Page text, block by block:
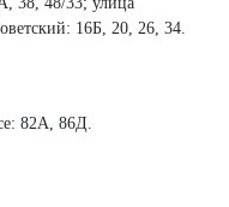
16Б, 20, 26, 34.
82А, 86Д.